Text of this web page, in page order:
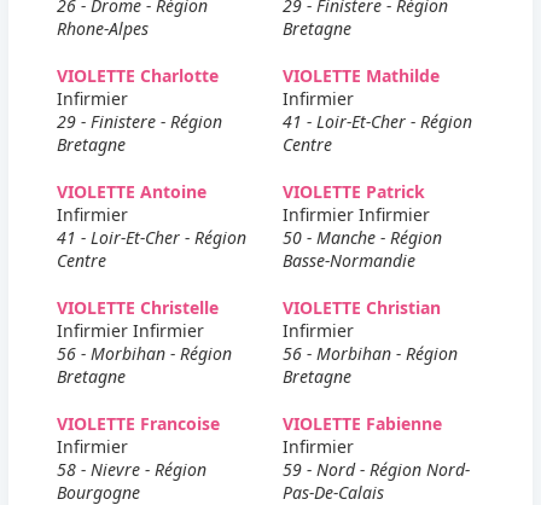
26 - Drome - Région
Rhone-Alpes
29 - Finistere - Région
Bretagne
VIOLETTE Charlotte
Infirmier
29 - Finistere - Région
Bretagne
VIOLETTE Mathilde
Infirmier
41 - Loir-Et-Cher - Région
Centre
VIOLETTE Antoine
Infirmier
41 - Loir-Et-Cher - Région
Centre
VIOLETTE Patrick
Infirmier Infirmier
50 - Manche - Région
Basse-Normandie
VIOLETTE Christelle
Infirmier Infirmier
56 - Morbihan - Région
Bretagne
VIOLETTE Christian
Infirmier
56 - Morbihan - Région
Bretagne
VIOLETTE Francoise
Infirmier
58 - Nievre - Région
Bourgogne
VIOLETTE Fabienne
Infirmier
59 - Nord - Région Nord-
Pas-De-Calais